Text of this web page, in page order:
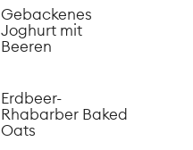
Gebackenes
Joghurt mit
Beeren
​Erdbeer-
Rhabarber Baked
Oats